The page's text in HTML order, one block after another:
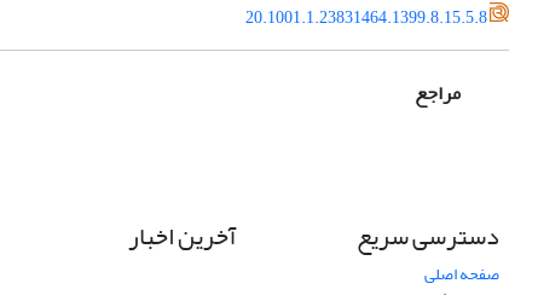
20.1001.1.23831464.1399.8.15.5.8
مراجع
دسترسی سریع
صفحه اصلی
آخرین اخبار